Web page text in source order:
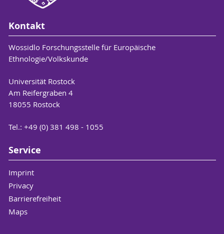
Kontakt
Wossidlo Forschungsstelle für Europäische
Ethnologie/Volkskunde
Universität Rostock
Am Reifergraben 4
18055 Rostock
Tel.: +49 (0) 381 498 - 1055
Service
Imprint
Privacy
Barrierefreiheit
Maps